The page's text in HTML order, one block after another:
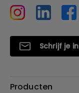
Schrijf je in
Producten